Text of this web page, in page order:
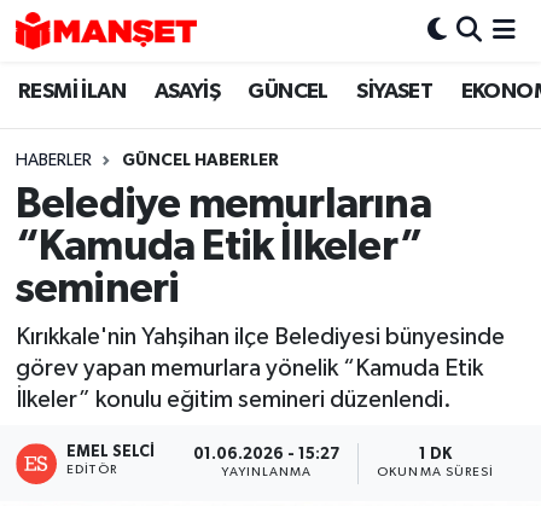
RESMİ İLAN ASAYİŞ GÜNCEL SİYASET
HABERLER GÜNCEL HABERLER
Belediye memurlarına
“Kamuda Etik İlkeler”
semineri
Kırıkkale'nin Yahşihan ilçe Belediyesi bünyesinde
görev yapan memurlara yönelik “Kamuda Etik
İlkeler” konulu eğitim semineri düzenlendi.
EMEL SELCI
EDITÖR
01.06.2026 - 15:27
YAYINLANMA
1 DK
OKUNMA SÜRESI
Hava Durumu
Trafik Durumu
Süper Lig Puan Durumu ve Fikstür
Tüm Manşetler
Son Dakika Haberleri
Haber Arşivi